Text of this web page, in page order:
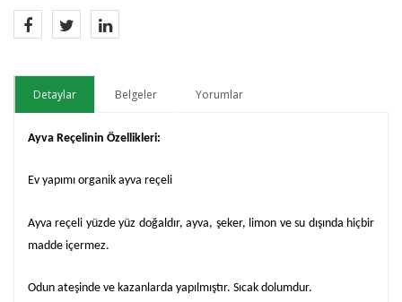
Detaylar Belgeler Yorumlar
Ayva Reçelinin Özellikleri:
Ev yapımı organik ayva reçeli
Ayva reçeli yüzde yüz doğaldır, ayva, şeker, limon ve su dışında hiçbir
madde içermez.
Odun ateşinde ve kazanlarda yapılmıştır. Sıcak dolumdur.